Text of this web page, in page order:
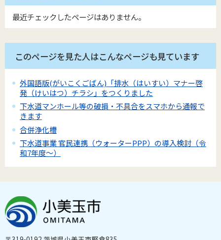
最近チェックしたページはありません。
このページを見た人はこんなページも見ています
外国語版(がいこくごばん)「排水（はいすい）マナー啓
発（けいはつ）チラシ」をつくりました
下水道マンホール等の破損・不具合をスマホから通報で
きます
合併浄化槽
下水道事業 官民連携（ウォーターPPP）の導入検討（令
和7年度～）